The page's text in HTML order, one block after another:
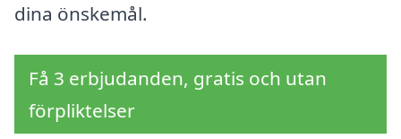
dina önskemål.
Få 3 erbjudanden, gratis och utan
förpliktelser